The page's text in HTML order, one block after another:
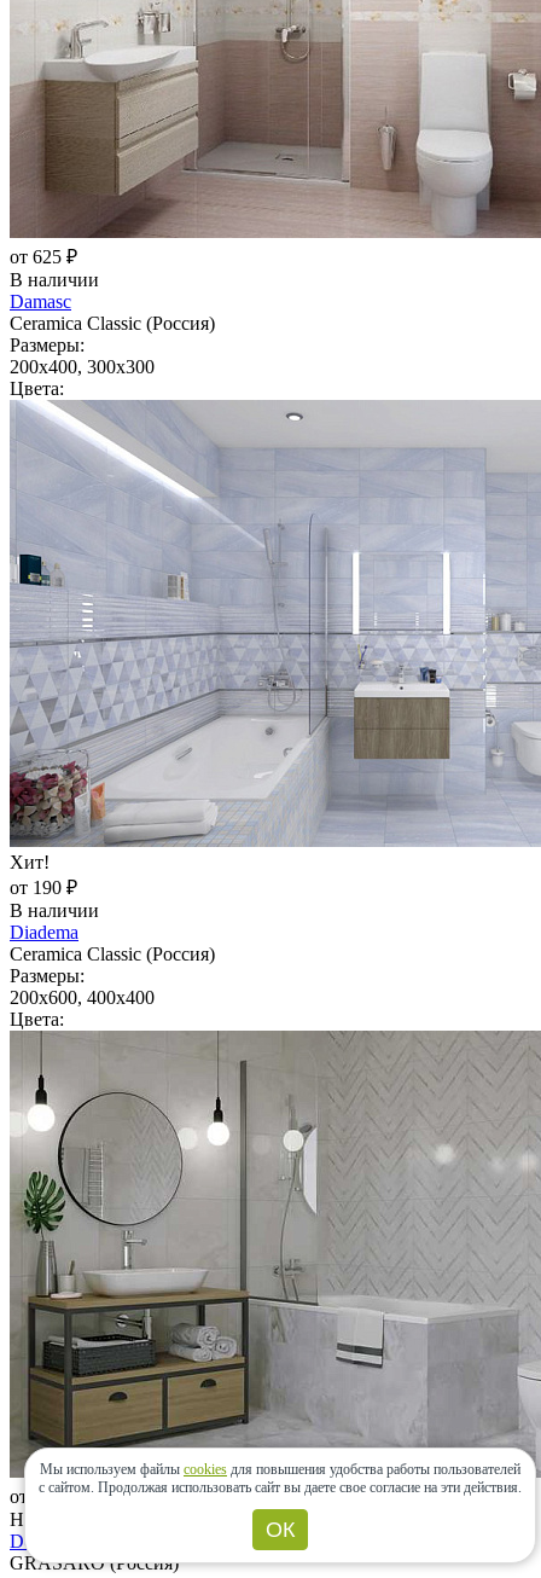
от 625 ₽
В наличии
Damasc
Ceramica Classic (Россия)
Размеры:
200x400, 300x300
Цвета:
Хит!
от 190 ₽
В наличии
Diadema
Ceramica Classic (Россия)
Размеры:
200x600, 400x400
Цвета:
от 1 279 ₽
Нет в наличии
Dolce
GRASARO (Россия)
Мы используем файлы cookies для повышения удобства работы пользователей
с сайтом. Продолжая использовать сайт вы даете свое согласие на эти действия.
ОК